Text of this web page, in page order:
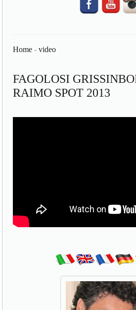
Home -video
FAGOLOSI
RAIMO SPOT 2013